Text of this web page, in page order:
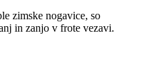
zimske nogavice, so
in zanjo v frote vezavi.